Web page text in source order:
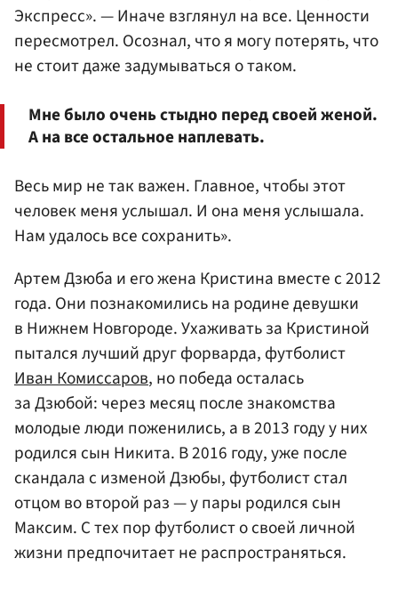
Экспресс». — Иначе взглянул на все. Ценности
пересмотрел. Осознал, что я могу потерять, что
не стоит даже задумываться о таком.
Мне было очень стыдно перед своей женой.
А на все остальное наплевать.
Весь мир не так важен. Главное, чтобы этот
человек меня услышал. И она меня услышала.
Нам удалось все сохранить».
Артем Дзюба и его жена Кристина вместе с 2012
года. Они познакомились на родине девушки
в Нижнем Новгороде. Ухаживать за Кристиной
пытался лучший друг форварда, футболист
Иван Комиссаров, но победа осталась
за Дзюбой: через месяц после знакомства
молодые люди поженились, а в 2013 году у них
родился сын Никита. В 2016 году, уже после
скандала с изменой Дзюбы, футболист стал
отцом во второй раз — у пары родился сын
Максим. С тех пор футболист о своей личной
жизни предпочитает не распространяться.